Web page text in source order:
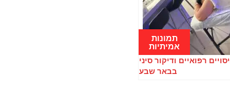
רפואיים ודיקור סיני
בבאר שבע
תמונות
אמיתיות
תמונות
אמיתיות